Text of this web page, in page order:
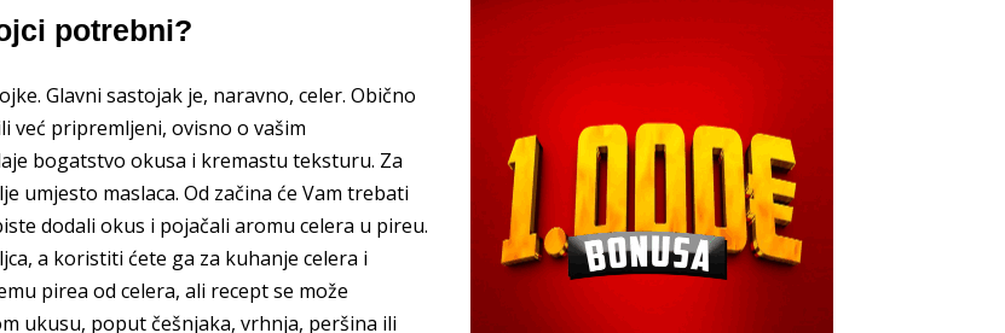
potrebni?
Glavni sastojak je, naravno, celer. Obično
već pripremljeni, ovisno o vašim
bogatstvo okusa i kremastu teksturu. Za
umjesto maslaca. Od začina će Vam trebati
dodali okus i pojačali aromu celera u pireu.
a koristiti ćete ga za kuhanje celera i
pirea od celera, ali recept se može
ukusu, poput češnjaka, vrhnja, peršina ili